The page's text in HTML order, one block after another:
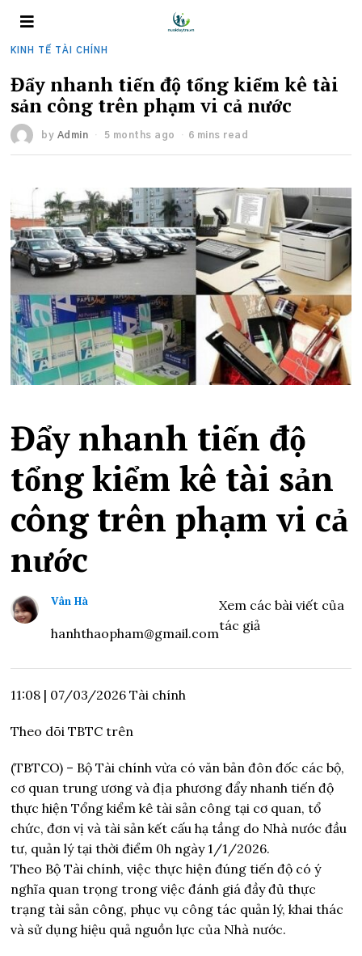
KINH TẾ TÀI CHÍNH
Đẩy nhanh tiến độ tổng kiểm kê tài
sản công trên phạm vi cả nước
by Admin 5 months ago 6 mins read
Đẩy nhanh tiến độ
tổng kiểm kê tài sản
công trên phạm vi cả
nước
Vân Hà
hanhthaopham@gmail.com
Xem các bài viết của
tác giả
11:08 | 07/03/2026 Tài chính
Theo dõi TBTC trên
(TBTCO) – Bộ Tài chính vừa có văn bản đôn đốc các bộ,
cơ quan trung ương và địa phương đẩy nhanh tiến độ
thực hiện Tổng kiểm kê tài sản công tại cơ quan, tổ
chức, đơn vị và tài sản kết cấu hạ tầng do Nhà nước đầu
tư, quản lý tại thời điểm 0h ngày 1/1/2026.
Theo Bộ Tài chính, việc thực hiện đúng tiến độ có ý
nghĩa quan trọng trong việc đánh giá đầy đủ thực
trạng tài sản công, phục vụ công tác quản lý, khai thác
và sử dụng hiệu quả nguồn lực của Nhà nước.